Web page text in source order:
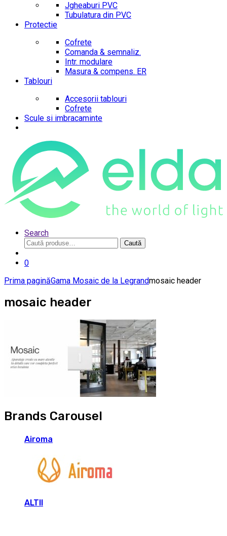
Jgheaburi PVC
Tubulatura din PVC
Protectie
Cofrete
Comanda & semnaliz.
Intr. modulare
Masura & compens. ER
Tablouri
Accesorii tablouri
Cofrete
Scule si imbracaminte
Search
Caută
după:
Caută
0
Prima paginăGama Mosaic de la Legrandmosaic header
mosaic header
Brands Carousel
Airoma
ALTII